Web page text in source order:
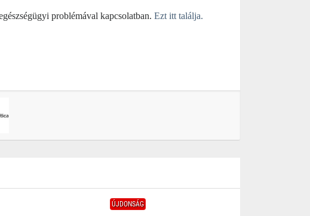
problémával kapcsolatban. Ezt itt találja.
ÚJDONSÁG